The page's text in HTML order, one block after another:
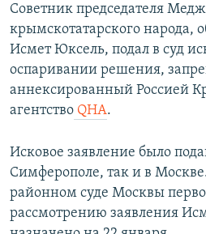
ТЕЛЕПРОЕКТ КРЫМ.РЕАЛИИ
СОВЕТЫ ПРАВОЗАЩИТНИКОВ
ПРОПАВШИЕ БЕЗ ВЕСТИ
ПОБЕДИТЕЛЕЙ НЕ СУДЯТ?
ELIFBE
УКРАИНСКАЯ ПРОБЛЕМА КРЫМА
Українською
Qırımtatar
ПРИСОЕДИНЯЙТЕСЬ!
Все сайты RFE/RL
Советник председателя
крымскотатарского народа,
Исмет Юксель, подал в суд
оспаривании решения,
аннексированный Россией
агентство QHA.
Исковое заявление было
Симферополе, так и в
районном суде Москвы
рассмотрению заявления